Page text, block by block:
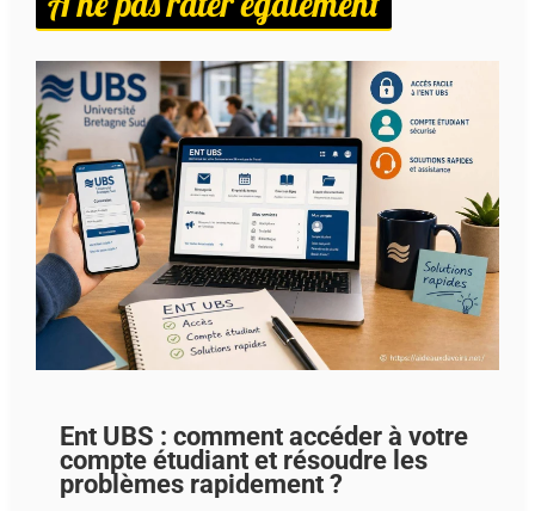
Ent UBS : comment accéder à votre
compte étudiant et résoudre les
problèmes rapidement ?